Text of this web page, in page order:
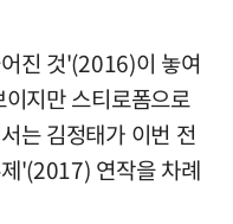
진 것'(2016)이 놓여
지만 스티로폼으로
는 김정태가 이번 전
'(2017) 연작을 차례